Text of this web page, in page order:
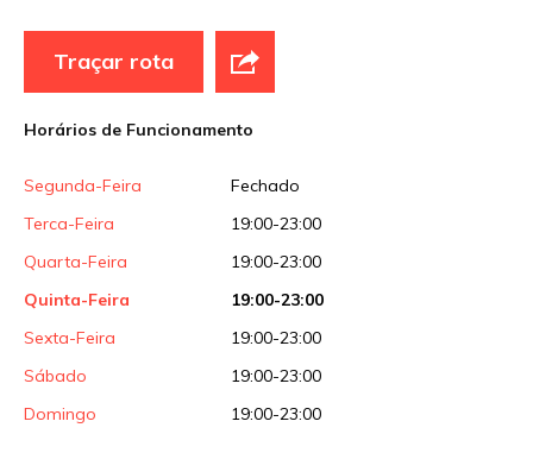
Site
Sua avaliação
Traçar rota
Horários de Funcionamento
Segunda-Feira
Fechado
Terca-Feira
19:00-23:00
Quarta-Feira
19:00-23:00
Quinta-Feira
19:00-23:00
Sexta-Feira
19:00-23:00
Sábado
19:00-23:00
Domingo
19:00-23:00